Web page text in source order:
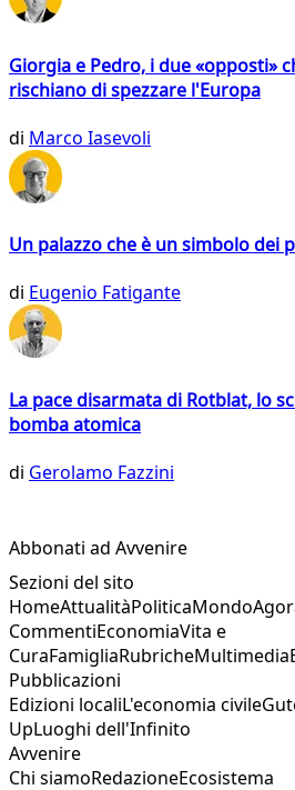
Giorgia e Pedro, i due «opposti»
rischiano di spezzare l'Europa
di Marco Iasevoli
Un palazzo che è un simbolo dei
di Eugenio Fatigante
La pace disarmata di Rotblat, lo
bomba atomica
di Gerolamo Fazzini
Abbonati ad Avvenire
Sezioni del sito
HomeAttualitàPoliticaMondo
CommentiEconomiaVita e
CuraFamigliaRubricheMultimedia
Pubblicazioni
Edizioni localiL'economia civile
UpLuoghi dell'Infinito
Avvenire
Chi siamoRedazioneEcosistema